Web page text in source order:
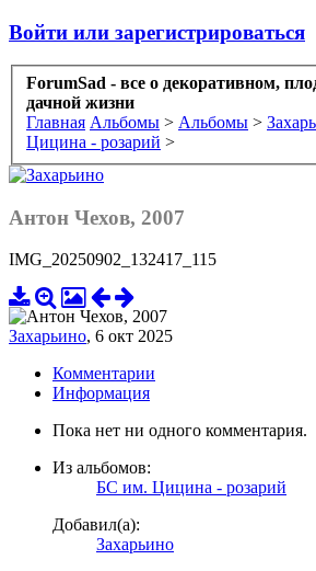
Войти или зарегистрироваться
ForumSad - все о декоративном,
дачной жизни
Главная Альбомы > Альбомы >
Цицина - розарий >
Антон Чехов, 2007
IMG_20250902_132417_115
Захарьино, 6 окт 2025
Комментарии
Информация
Пока нет ни одного комментария.
Из альбомов:
БС им. Цицина - розарий
Добавил(а):
Захарьино